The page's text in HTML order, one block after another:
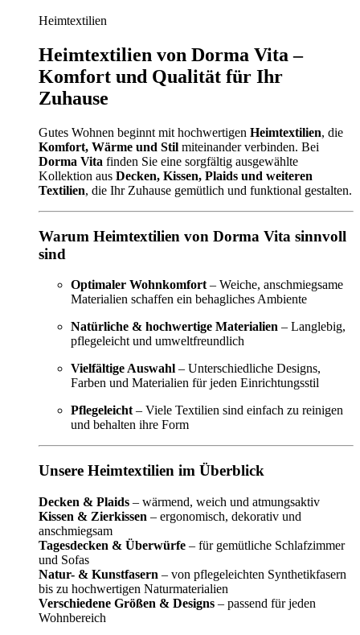
Heimtextilien
Heimtextilien von Dorma Vita –
Komfort und Qualität für Ihr
Zuhause
Gutes Wohnen beginnt mit hochwertigen Heimtextilien, die
Komfort, Wärme und Stil miteinander verbinden. Bei
Dorma Vita finden Sie eine sorgfältig ausgewählte
Kollektion aus Decken, Kissen, Plaids und weiteren
Textilien, die Ihr Zuhause gemütlich und funktional gestalten.
Warum Heimtextilien von Dorma Vita sinnvoll
sind
Optimaler Wohnkomfort – Weiche, anschmiegsame
Materialien schaffen ein behagliches Ambiente
Natürliche & hochwertige Materialien – Langlebig,
pflegeleicht und umweltfreundlich
Vielfältige Auswahl – Unterschiedliche Designs,
Farben und Materialien für jeden Einrichtungsstil
Pflegeleicht – Viele Textilien sind einfach zu reinigen
und behalten ihre Form
Unsere Heimtextilien im Überblick
Decken & Plaids – wärmend, weich und atmungsaktiv
Kissen & Zierkissen – ergonomisch, dekorativ und
anschmiegsam
Tagesdecken & Überwürfe – für gemütliche Schlafzimmer
und Sofas
Natur- & Kunstfasern – von pflegeleichten Synthetikfasern
bis zu hochwertigen Naturmaterialien
Verschiedene Größen & Designs – passend für jeden
Wohnbereich